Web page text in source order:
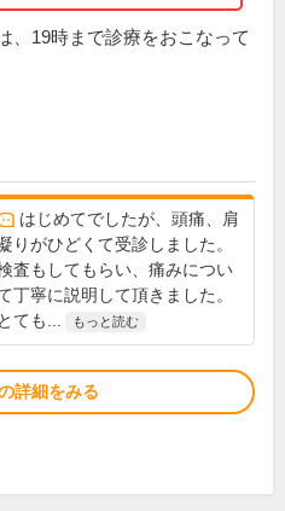
、19時まで診療をおこなって
はじめてでしたが、頭痛、肩
りがひどくて受診しました。
査もしてもらい、痛みについ
丁寧に説明して頂きました。
とても...
もっと読む
詳細をみる